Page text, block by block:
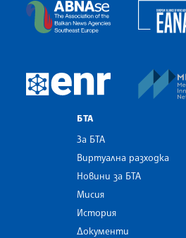
The
European
БТА
За БТА
Виртуална разходка
Новини за БТА
Мисия
История
Документи